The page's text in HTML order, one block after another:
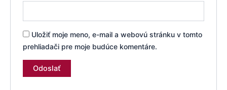
Uložiť moje meno, e-mail a webovú stránku v tomto
prehliadači pre moje budúce komentáre.